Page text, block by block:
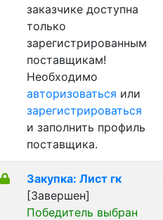
заказчике доступна
только
зарегистрированным
поставщикам!
Необходимо
авторизоваться или
зарегистрироваться
и заполнить профиль
поставщика.
Закупка: Лист гк
[Завершен]
Победитель выбран